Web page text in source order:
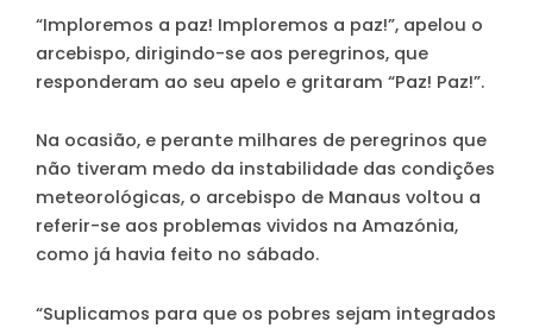
“Imploremos a paz! Imploremos a paz!”, apelou o
arcebispo, dirigindo-se aos peregrinos, que
responderam ao seu apelo e gritaram “Paz! Paz!”.
Na ocasião, e perante milhares de peregrinos que
não tiveram medo da instabilidade das condições
meteorológicas, o arcebispo de Manaus voltou a
referir-se aos problemas vividos na Amazónia,
como já havia feito no sábado.
“Suplicamos para que os pobres sejam integrados